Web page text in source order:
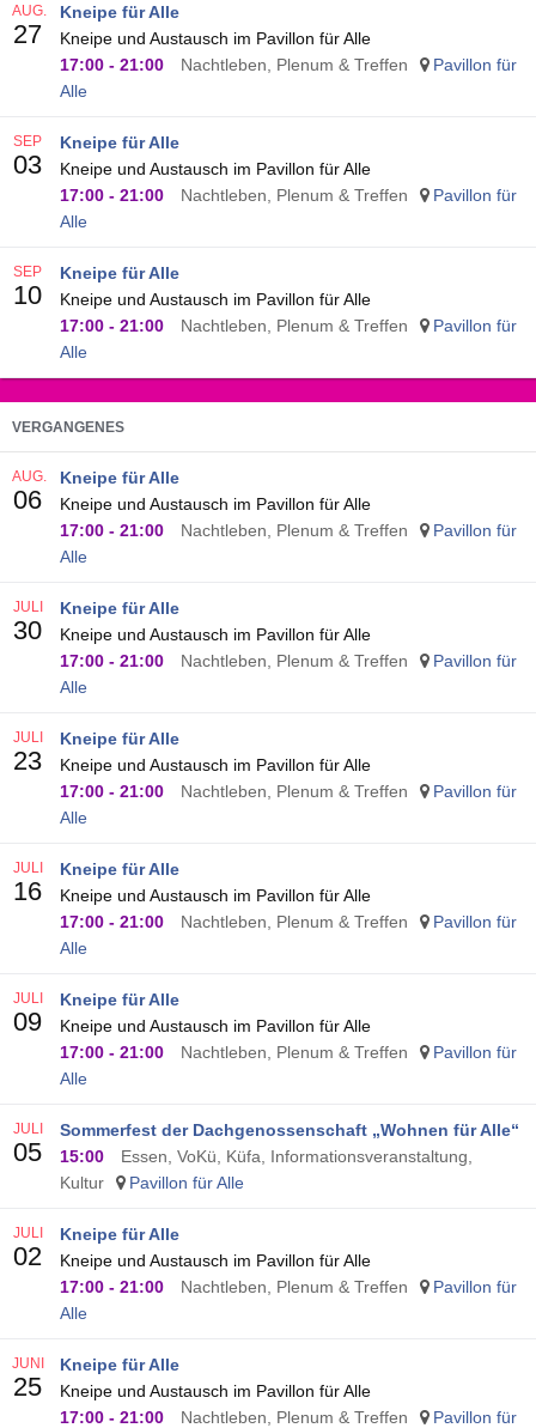
Kneipe für Alle
Kneipe und Austausch im Pavillon für Alle
17:00 - 21:00 Nachtleben, Plenum & Treffen
Pavillon für
Alle
AUG.
27
Kneipe für Alle
Kneipe und Austausch im Pavillon für Alle
17:00 - 21:00 Nachtleben, Plenum & Treffen
Pavillon für
Alle
SEP
03
Kneipe für Alle
Kneipe und Austausch im Pavillon für Alle
17:00 - 21:00 Nachtleben, Plenum & Treffen
Pavillon für
Alle
SEP
10
VERGANGENES
Kneipe für Alle
Kneipe und Austausch im Pavillon für Alle
17:00 - 21:00 Nachtleben, Plenum & Treffen
Pavillon für
Alle
AUG.
06
Kneipe für Alle
Kneipe und Austausch im Pavillon für Alle
17:00 - 21:00 Nachtleben, Plenum & Treffen
Pavillon für
Alle
JULI
30
Kneipe für Alle
Kneipe und Austausch im Pavillon für Alle
17:00 - 21:00 Nachtleben, Plenum & Treffen
Pavillon für
Alle
JULI
23
Kneipe für Alle
Kneipe und Austausch im Pavillon für Alle
17:00 - 21:00 Nachtleben, Plenum & Treffen
Pavillon für
Alle
JULI
16
Kneipe für Alle
Kneipe und Austausch im Pavillon für Alle
17:00 - 21:00 Nachtleben, Plenum & Treffen
Pavillon für
Alle
JULI
09
Sommerfest der Dachgenossenschaft „Wohnen für Alle“
15:00
Essen, VoKü, Küfa, Informationsveranstaltung,
Kultur
Pavillon für Alle
JULI
05
Kneipe für Alle
Kneipe und Austausch im Pavillon für Alle
17:00 - 21:00 Nachtleben, Plenum & Treffen
Pavillon für
Alle
JULI
02
Kneipe für Alle
Kneipe und Austausch im Pavillon für Alle
17:00 - 21:00 Nachtleben, Plenum & Treffen Pavillon für
JUNI
25